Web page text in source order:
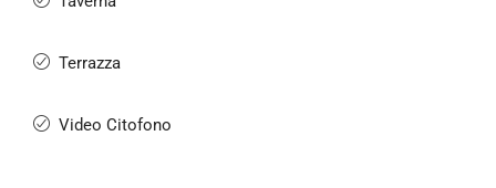
Terrazza
Video Citofono